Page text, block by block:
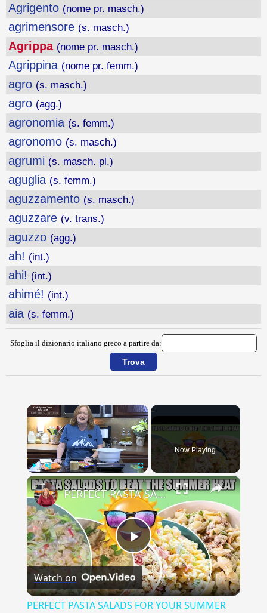
Agrigento (nome pr. masch.)
agrimensore (s. masch.)
Agrippa (nome pr. masch.)
Agrippina (nome pr. femm.)
agro (s. masch.)
agro (agg.)
agronomia (s. femm.)
agronomo (s. masch.)
agrumi (s. masch. pl.)
aguglia (s. femm.)
aguzzamento (s. masch.)
aguzzare (v. trans.)
aguzzo (agg.)
ah! (int.)
ahi! (int.)
ahimé! (int.)
aia (s. femm.)
Sfoglia il dizionario italiano greco a partire da:
×
Play Unmute Fullscreen
Now Playing
×
Play
Video
PERFECT PASTA SALADS FOR YOUR SUMMER GET TOGETHERS
Watch on
PERFECT PASTA SALADS FOR YOUR SUMMER